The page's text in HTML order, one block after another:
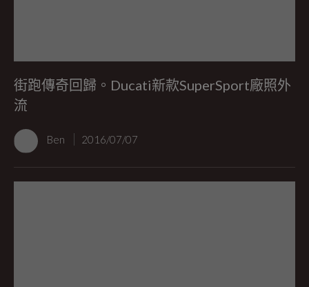
街跑傳奇回歸。Ducati新款SuperSport廠照外
流
Ben 2016/07/07